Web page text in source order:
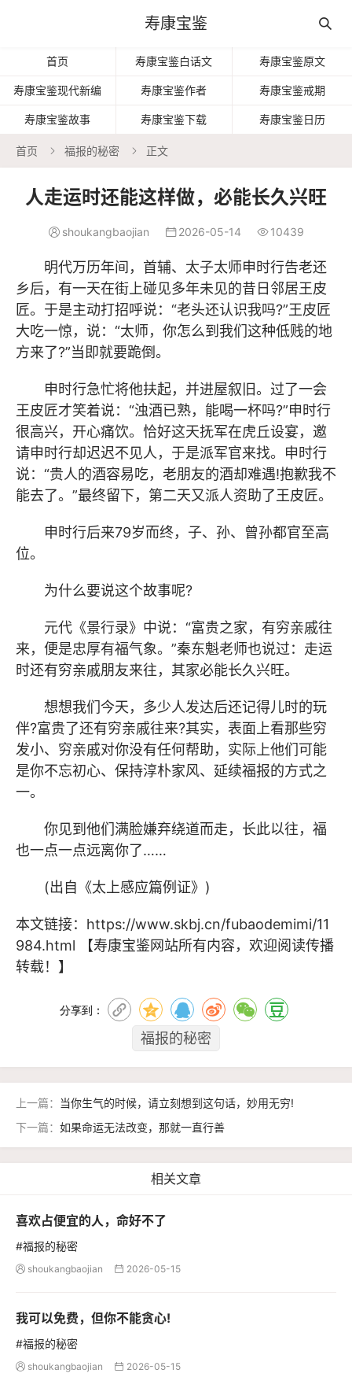
寿康宝鉴 
首页 寿康宝鉴白话文 寿康宝鉴原文
寿康宝鉴现代新编 寿康宝鉴作者 寿康宝鉴戒期
寿康宝鉴故事 寿康宝鉴下载 寿康宝鉴日历
首页  福报的秘密  正文
人走运时还能这样做，必能长久兴旺
 shoukangbaojian  2026-05-14  10439
明代万历年间，首辅、太子太师申时行告老还
乡后，有一天在街上碰见多年未见的昔日邻居王皮
匠。于是主动打招呼说：“老头还认识我吗?”王皮匠
大吃一惊，说：“太师，你怎么到我们这种低贱的地
方来了?”当即就要跪倒。
申时行急忙将他扶起，并进屋叙旧。过了一会
王皮匠才笑着说：“浊酒已熟，能喝一杯吗?”申时行
很高兴，开心痛饮。恰好这天抚军在虎丘设宴，邀
请申时行却迟迟不见人，于是派军官来找。申时行
说：“贵人的酒容易吃，老朋友的酒却难遇!抱歉我不
能去了。”最终留下，第二天又派人资助了王皮匠。
申时行后来79岁而终，子、孙、曾孙都官至高
位。
为什么要说这个故事呢?
元代《景行录》中说：“富贵之家，有穷亲戚往
来，便是忠厚有福气象。”秦东魁老师也说过：走运
时还有穷亲戚朋友来往，其家必能长久兴旺。
想想我们今天，多少人发达后还记得儿时的玩
伴?富贵了还有穷亲戚往来?其实，表面上看那些穷
发小、穷亲戚对你没有任何帮助，实际上他们可能
是你不忘初心、保持淳朴家风、延续福报的方式之
一。
你见到他们满脸嫌弃绕道而走，长此以往，福
也一点一点远离你了……
(出自《太上感应篇例证》)
本文链接： https://www.skbj.cn/fubaodemimi/11
984.html 【寿康宝鉴网站所有内容，欢迎阅读传播
转载！】
分享到：
福报的秘密
上一篇：
当你生气的时候，请立刻想到这句话，妙用无穷!
下一篇： 如果命运无法改变，那就一直行善
相关文章
喜欢占便宜的人，命好不了
#福报的秘密
 shoukangbaojian  2026-05-15
我可以免费，但你不能贪心!
#福报的秘密
 shoukangbaojian  2026-05-15